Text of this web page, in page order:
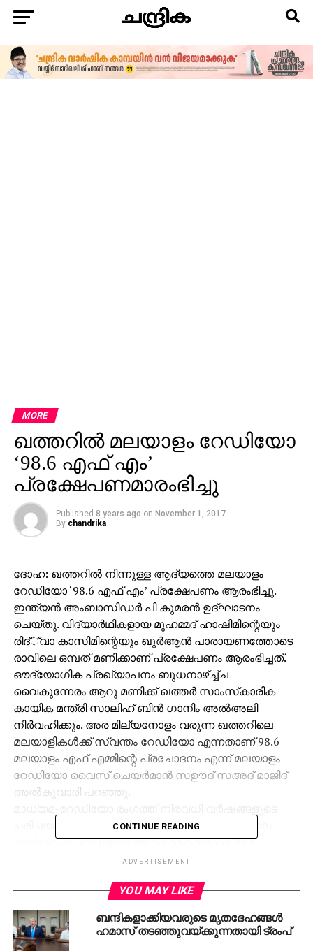
MORE
ഖത്തറില്‍ മലയാളം റേഡിയോ
‘98.6 എഫ് എം’
പ്രക്ഷേപണമാരംഭിച്ചു
Published 8 years ago on November 1, 2017
By chandrika
ദോഹ: ഖത്തറില്‍ നിന്നുള്ള ആദ്യത്തെ മലയാളം
റേഡിയോ ‘98.6 എഫ് എം’ പ്രക്ഷേപണം ആരംഭിച്ചു.
ഇന്ത്യന്‍ അംബാസിഡര്‍ പി കുമരന്‍ ഉദ്ഘാടനം
ചെയ്തു. വിദ്യാര്‍ഥികളായ മുഹമ്മദ് ഹാഷിമിന്റെയും
രിദ്്‌വാ കാസിമിന്റെയും ഖുര്‍ആന്‍ പാരായണത്തോടെ
രാവിലെ ഒമ്പത് മണിക്കാണ് പ്രക്ഷേപണം ആരംഭിച്ചത്.
ഔദ്യോഗിക പ്രഖ്യാപനം ബുധനാഴ്ച്ച്ച
വൈകുന്നേരം ആറു മണിക്ക് ഖത്തര്‍ സാംസ്‌കാരിക
കായിക മന്ത്രി സാലിഹ് ബിന്‍ ഗാനിം അല്‍അലി
നിര്‍വഹിക്കും. അര മില്യനോളം വരുന്ന ഖത്തറിലെ
മലയാളികള്‍ക്ക് സ്വന്തം റേഡിയോ എന്നതാണ് 98.6
മലയാളം എഫ് എമ്മിന്റെ പ്രചോദനം എന്ന് മലയാളം
റേഡിയോ വൈസ് ചെയര്‍മാന്‍ സഊദ് സഅദ് മാജിദ്
അല്‍കുവാരി പറഞ്ഞു.
പരിചയ സമ്പത്തുള്ള മാനേജ്‌മെന്റും കേരളത്തിലെ
അറിയപ്പെട്ട റേഡിയോ അവതാരകരുമാണ് 98.6
മലയാളം എഫ് എം’ ന്റെ അണിയറയിലും
കെ.സി.അബ്ദുല്‍ ലത്തീഫ് പറഞ്ഞു. പരിപാടികള്‍ക്ക്
44433986 എന്ന നമ്പറിലും മറ്റു വിവരങ്ങള്‍ക്ക് 44422986
എന്ന നമ്പറിലും ബന്ധപ്പെടാവുന്നതാണെന്ന് സി.ഇ.ഒ
അന്‍വര്‍ ഹുസൈന്‍ അറിയിച്ചു.
CONTINUE READING
ADVERTISEMENT
YOU MAY LIKE
ബന്ദികളാക്കിയവരുടെ മൃതദേഹങ്ങള്‍
ഹമാസ് തടഞ്ഞുവയ്ക്കുന്നതായി ട്രംപ്